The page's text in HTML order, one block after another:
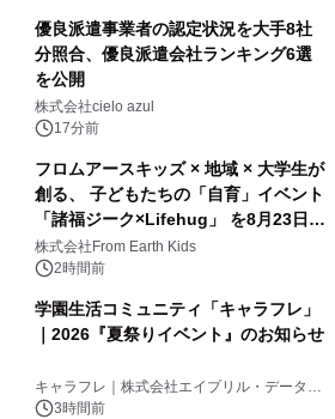
優良派遣事業者の認定状況を大手8社
分照合、優良派遣会社ランキング6選
を公開
株式会社cielo azul
17分前
フロムアースキッズ × 地域 × 大学生が
創る、 子どもたちの「自育」イベント
「諸福ジーク×Lifehug」 を8月23日
(日)開催
株式会社From Earth Kids
2時間前
学園生活コミュニティ「キャラフレ」
｜2026『夏祭りイベント』のお知らせ
キャラフレ｜株式会社エイプリル・データ・
デザインズ
3時間前